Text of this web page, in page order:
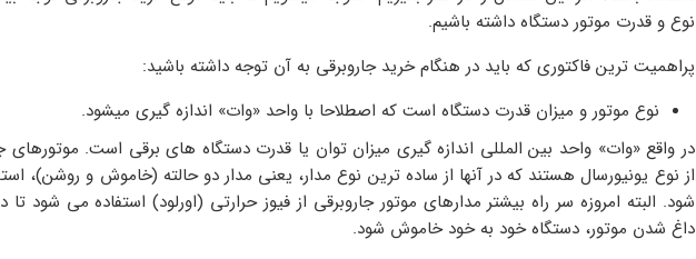
نوع و قدرت موتور دستگاه داشته باشیم.
پراهمیت ترین فاکتوری که باید در هنگام خرید جاروبرقی به آن توجه داشته باشید:
نوع موتور و میزان قدرت دستگاه است که اصطلاحا با واحد «وات» اندازه گیری میشود.
در واقع «وات» واحد بین المللی اندازه گیری میزان توان یا قدرت دستگاه های برقی است. موتورهای
از نوع یونیورسال هستند که در آنها از ساده ترین نوع مدار، یعنی مدار دو حالته (خاموش و روشن)،
شود. البته امروزه سر راه بیشتر مدارهای موتور جاروبرقی از فیوز حرارتی (اورلود) استفاده می شود
داغ شدن موتور، دستگاه خود به خود خاموش شود.